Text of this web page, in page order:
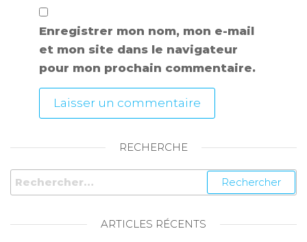
Enregistrer mon nom, mon e-mail
et mon site dans le navigateur
pour mon prochain commentaire.
RECHERCHE
ARTICLES RÉCENTS